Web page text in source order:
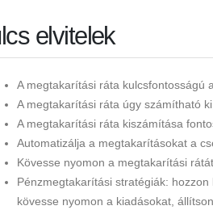
elvitelek
A megtakarítási ráta kulcsfontosságú
A megtakarítási ráta úgy számítható
A megtakarítási ráta kiszámítása
Automatizálja a megtakarításokat a
Kövesse nyomon a megtakarítási
Pénzmegtakarítási stratégiák:
kövesse nyomon a kiadásokat,